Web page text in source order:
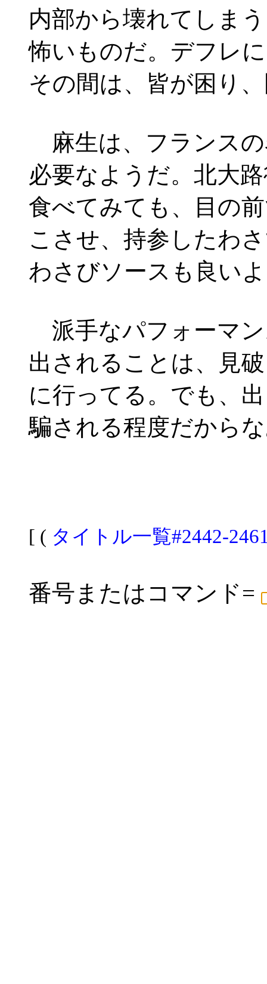
内部から壊れてしま
怖いものだ。デフレ
その間は、皆が困り
麻生は、フランス
必要なようだ。北大
食べてみても、目の
こさせ、持参したわ
わさびソースも良い
派手なパフォーマ
出されることは、見
に行ってる。でも、
騙される程度だから
[ ( タイトル一覧#2442-
番号またはコマンド=